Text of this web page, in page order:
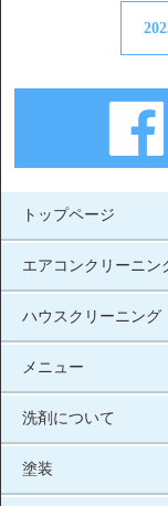
トップページ
エアコンクリーニン
ハウスクリーニング
メニュー
洗剤について
塗装